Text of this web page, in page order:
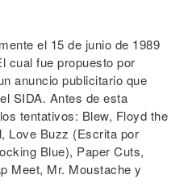
el 15 de junio de 1989
cual fue propuesto por
anuncio publicitario que
SIDA. Antes de esta
tentativos: Blew, Floyd the
Love Buzz (Escrita por
Blue), Paper Cuts,
Meet, Mr. Moustache y